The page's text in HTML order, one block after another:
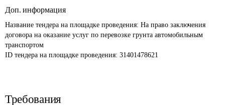
Доп. информация
Название тендера на площадке проведения: На право заключения
договора на оказание услуг по перевозке грунта автомобильным
транспортом
ID тендера на площадке проведения: 31401478621
Требования